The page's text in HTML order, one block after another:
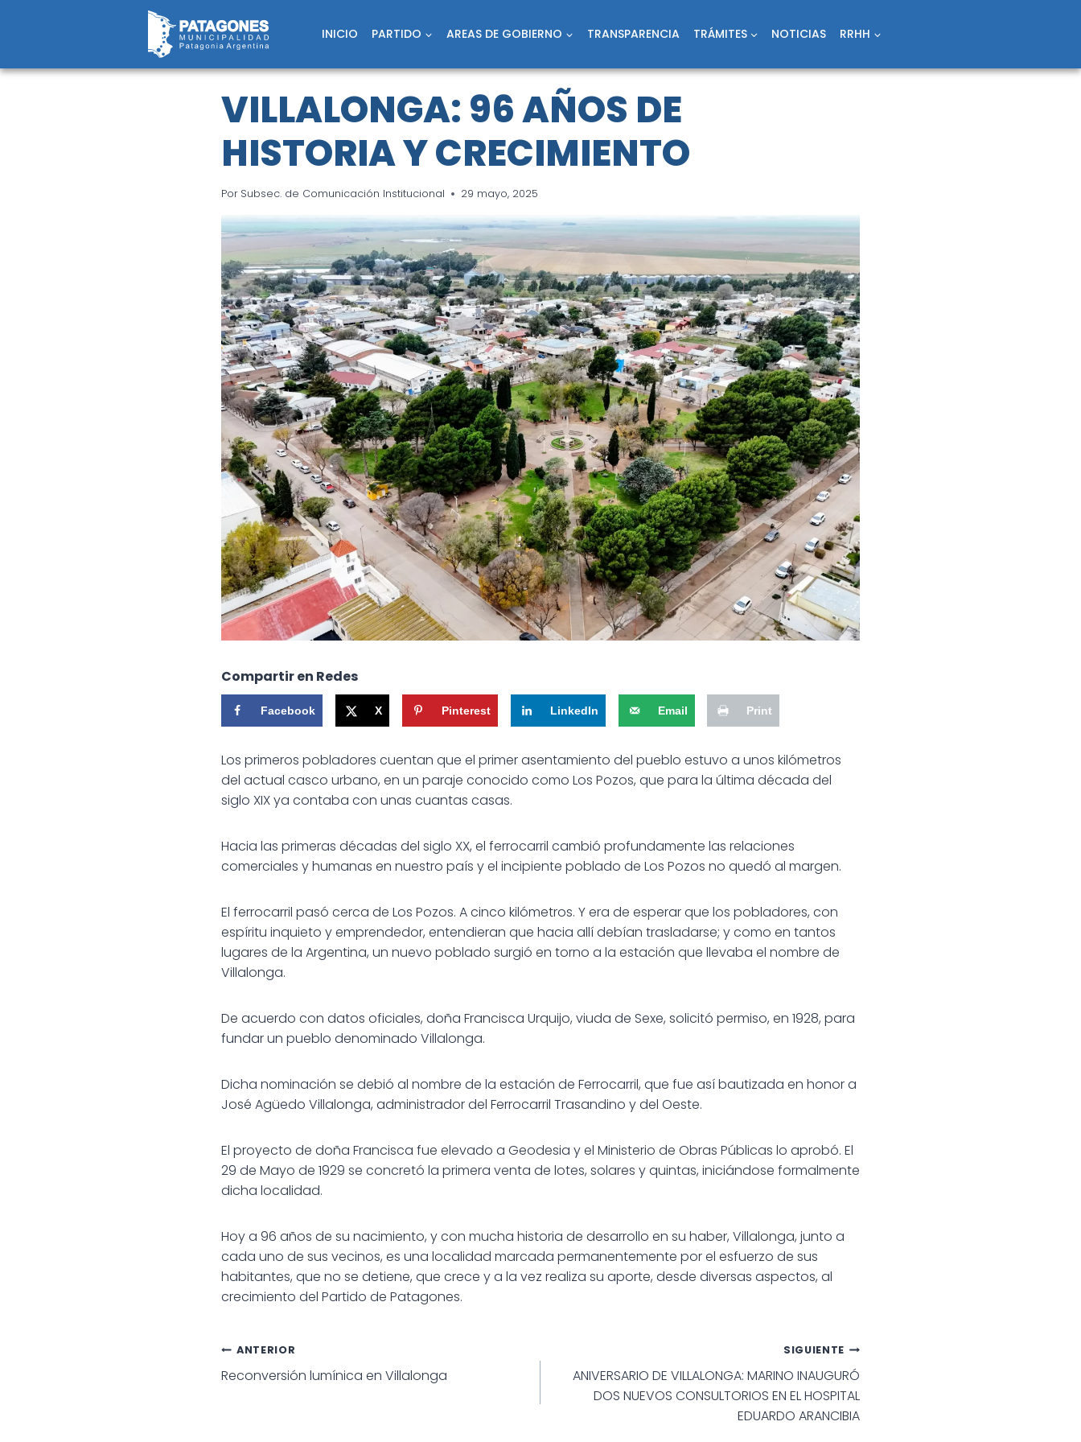
INICIO PARTIDO AREAS DE GOBIERNO TRANSPARENCIA TRÁMITES NOTICIAS RRHH
VILLALONGA: 96 AÑOS DE
HISTORIA Y CRECIMIENTO
Por Subsec. de Comunicación Institucional 29 mayo, 2025
Compartir en Redes
Facebook X Pinterest LinkedIn Email Print
Los primeros pobladores cuentan que el primer asentamiento del pueblo estuvo a unos kilómetros
del actual casco urbano, en un paraje conocido como Los Pozos, que para la última década del
siglo XIX ya contaba con unas cuantas casas.
Hacia las primeras décadas del siglo XX, el ferrocarril cambió profundamente las relaciones
comerciales y humanas en nuestro país y el incipiente poblado de Los Pozos no quedó al margen.
El ferrocarril pasó cerca de Los Pozos. A cinco kilómetros. Y era de esperar que los pobladores, con
espíritu inquieto y emprendedor, entendieran que hacia allí debían trasladarse; y como en tantos
lugares de la Argentina, un nuevo poblado surgió en torno a la estación que llevaba el nombre de
Villalonga.
De acuerdo con datos oficiales, doña Francisca Urquijo, viuda de Sexe, solicitó permiso, en 1928, para
fundar un pueblo denominado Villalonga.
Dicha nominación se debió al nombre de la estación de Ferrocarril, que fue así bautizada en honor a
José Agüedo Villalonga, administrador del Ferrocarril Trasandino y del Oeste.
El proyecto de doña Francisca fue elevado a Geodesia y el Ministerio de Obras Públicas lo aprobó. El
29 de Mayo de 1929 se concretó la primera venta de lotes, solares y quintas, iniciándose formalmente
dicha localidad.
Hoy a 96 años de su nacimiento, y con mucha historia de desarrollo en su haber, Villalonga, junto a
cada uno de sus vecinos, es una localidad marcada permanentemente por el esfuerzo de sus
habitantes, que no se detiene, que crece y a la vez realiza su aporte, desde diversas aspectos, al
crecimiento del Partido de Patagones.
Navegación
ANTERIOR
Reconversión lumínica en Villalonga
SIGUIENTE
ANIVERSARIO DE VILLALONGA: MARINO INAUGURÓ
DOS NUEVOS CONSULTORIOS EN EL HOSPITAL
EDUARDO ARANCIBIA